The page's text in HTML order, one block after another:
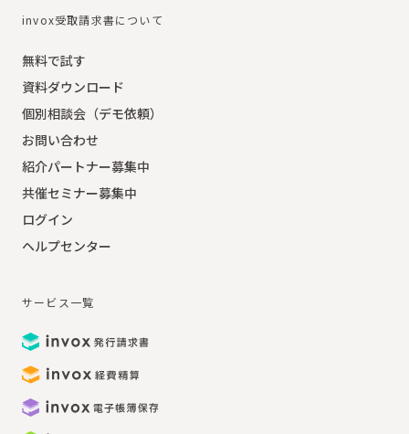
invox受取請求書について
無料で試す
資料ダウンロード
個別相談会（デモ依頼）
お問い合わせ
紹介パートナー募集中
共催セミナー募集中
ログイン
ヘルプセンター
サービス一覧